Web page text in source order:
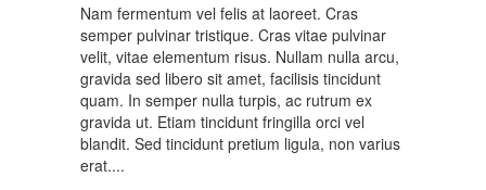
Nam fermentum vel felis at laoreet. Cras
semper pulvinar tristique. Cras vitae pulvinar
velit, vitae elementum risus. Nullam nulla arcu,
gravida sed libero sit amet, facilisis tincidunt
quam. In semper nulla turpis, ac rutrum ex
gravida ut. Etiam tincidunt fringilla orci vel
blandit. Sed tincidunt pretium ligula, non varius
erat....